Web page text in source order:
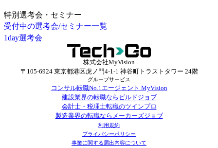
特別選考会・セミナー
受付中の選考会/セミナー一覧
1day選考会
株式会社MyVision
〒105-6924 東京都港区虎ノ門4-1-1 神谷町トラストタワー 24階
グループサービス
コンサル転職No.1エージェント MyVision
建設業界の転職ならビルドジョブ
会計士・税理士転職のツインプロ
製造業界の転職ならメーカーズジョブ
利用規約
プライバシーポリシー
事業に関する届出内容について